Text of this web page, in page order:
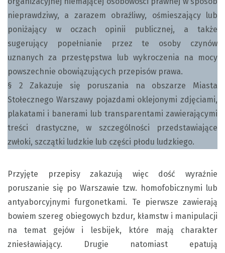
nieprawdziwy, a zarazem obraźliwy, ośmieszający lub
poniżający w oczach opinii publicznej, a także
sugerujący popełnianie przez te osoby czynów
uznanych za przestępstwa lub wykroczenia na mocy
powszechnie obowiązujących przepisów prawa.
§ 2 Zakazuje się poruszania na obszarze Miasta
Stołecznego Warszawy pojazdami oklejonymi zdjęciami,
plakatami i banerami lub transparentami zawierającymi
treści drastyczne, w szczególności przedstawiające
zwłoki, szczątki ludzkie lub części płodu ludzkiego.
Przyjęte przepisy zakazują więc dość wyraźnie
poruszanie się po Warszawie tzw. homofobicznymi lub
antyaborcyjnymi furgonetkami. Te pierwsze zawierają
bowiem szereg obiegowych bzdur, kłamstw i manipulacji
na temat gejów i lesbijek, które mają charakter
zniesławiający. Drugie natomiast epatują